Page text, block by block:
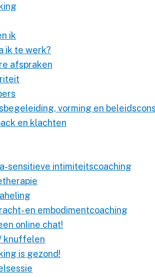
ik
ik te werk?
afspraken
vorming en
en klachten
sensitieve intimiteitscoaching
en embodimentcoaching
online chat!
knuffelen
is gezond!